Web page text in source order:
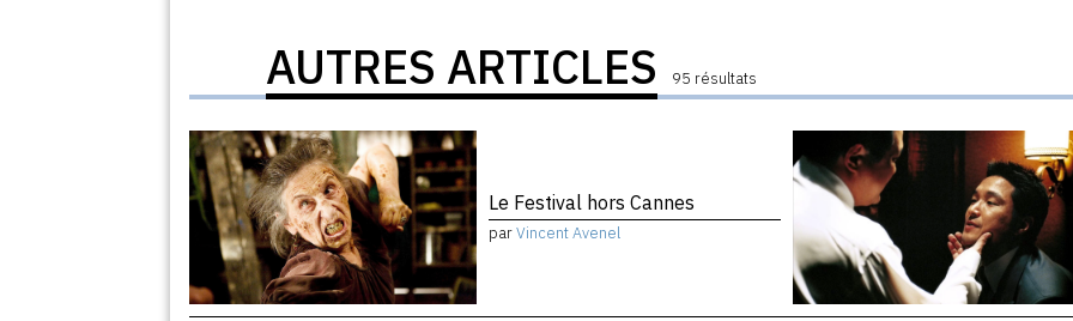
AUTRES ARTICLES 95 résultats
Le Festival hors Cannes
parVincent Avenel